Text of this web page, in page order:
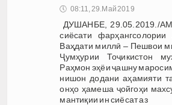
🕔 08:11, 29.Май 2019
ДУШАНБЕ, 29.05.2019./
сиёсати фарҳангсолории
Ваҳдати миллӣ – Пешвои
Ҷумҳурии Тоҷикис­тон
Раҳмон эҳёи ҷашну
нишон додани аҳамияти
онҳо ҳамеша ҷойгоҳи
манти­қии ин сиёсат аз